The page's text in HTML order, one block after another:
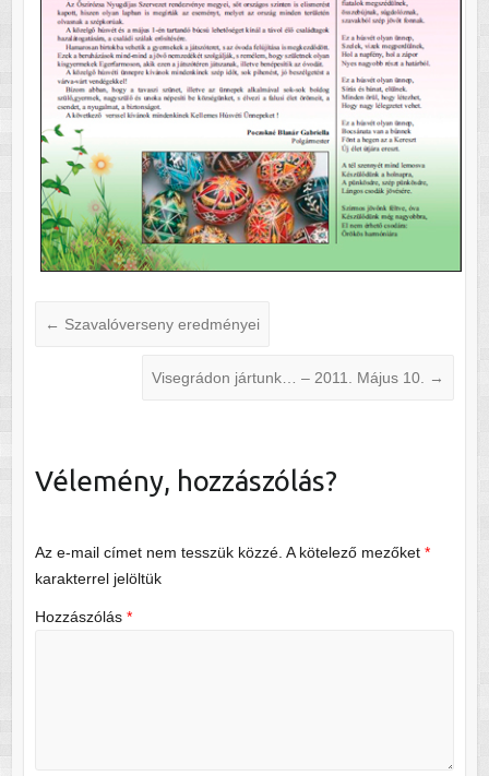
← Szavalóverseny eredményei
Visegrádon jártunk… – 2011. Május 10. →
Vélemény, hozzászólás?
Az e-mail címet nem tesszük közzé. A kötelező mezőket *
karakterrel jelöltük
Hozzászólás *